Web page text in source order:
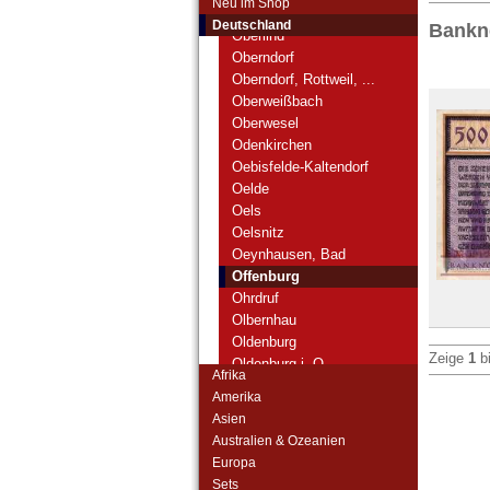
Deutschland
Oberkirch, Oppenau, ...
Oberlind
Oberndorf
Oberndorf, Rottweil, ...
Oberweißbach
Oberwesel
Odenkirchen
Oebisfelde-Kaltendorf
Oelde
Oels
Oelsnitz
Oeynhausen, Bad
Offenburg
Ohrdruf
Olbernhau
Oldenburg
Oldenburg i. O.
Oranienbaum
Afrika
Amerika
Asien
Australien & Ozeanien
Europa
Sets
Zeige 1